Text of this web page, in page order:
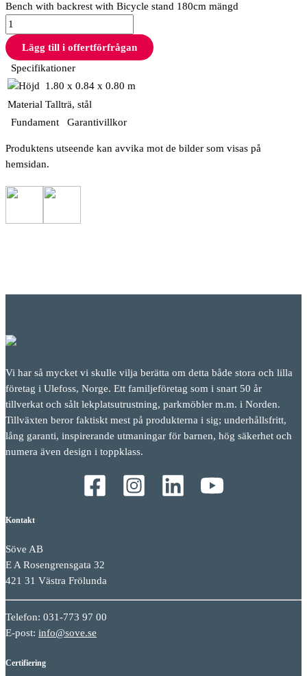
Bench with backrest with Bicycle stand 180cm mängd
Lägg till i offertförfrågan
Specifikationer
1.80 x 0.84 x 0.80 m
Material Tallträ, stål
Fundament
Garantivillkor
Produktens utseende kan avvika mot de bilder som visas på
hemsidan.
Vi har så mycket vi skulle vilja berätta om detta både stora och lilla
företag i Ulefoss, Norge. Ett familjeföretag som i snart 50 år
tillverkat och sålt lekplatsutrustning, parkmöbler m.m. i Norden.
Tillväxten beror faktiskt mest på produkterna i sig; underhållsfritt,
lång garanti, inspirerande utmaningar för barnen, hög säkerhet och
numera även design i toppklass.
Kontakt
Söve AB
E A Rosengrensgata 32
421 31 Västra Frölunda
Telefon: 031-773 97 00
E-post: info@sove.se
Certifiering